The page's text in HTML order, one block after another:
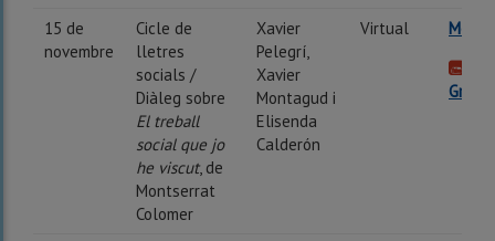
15 de
novembre
Cicle de
lletres
socials /
Diàleg sobre
El treball
social que jo
he viscut, de
Montserrat
Colomer
Xavier
Pelegrí,
Xavier
Montagud i
Elisenda
Calderón
Virtual Més